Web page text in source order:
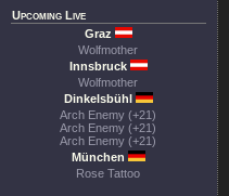
Upcoming Live
Graz
Wolfmother
Innsbruck
Wolfmother
Dinkelsbühl
Arch Enemy (+21)
Arch Enemy (+21)
Arch Enemy (+21)
München
Rose Tattoo